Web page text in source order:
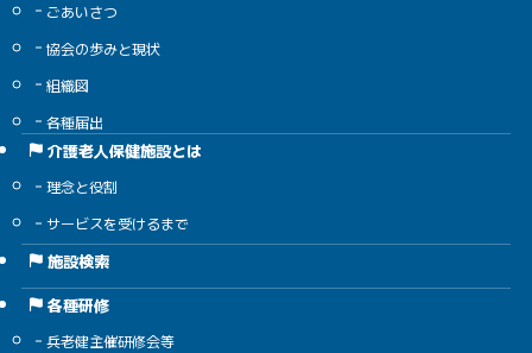
ごあいさつ
協会の歩みと現状
組織図
各種届出
介護老人保健施設とは
理念と役割
サービスを受けるまで
施設検索
各種研修
兵老健主催研修会等